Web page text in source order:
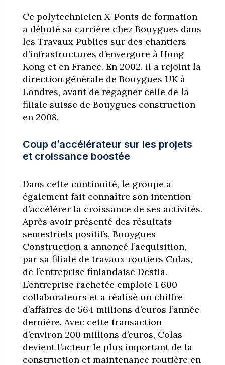
Ce polytechnicien X-Ponts de formation
a débuté sa carrière chez Bouygues dans
les Travaux Publics sur des chantiers
d’infrastructures d’envergure à Hong
Kong et en France. En 2002, il a rejoint la
direction générale de Bouygues UK à
Londres, avant de regagner celle de la
filiale suisse de Bouygues construction
en 2008.
Coup d’accélérateur sur les projets
et croissance boostée
Dans cette continuité, le groupe a
également fait connaître son intention
d’accélérer la croissance de ses activités.
Après avoir présenté des résultats
semestriels positifs, Bouygues
Construction a annoncé l’acquisition,
par sa filiale de travaux routiers Colas,
de l’entreprise finlandaise Destia.
L’entreprise rachetée emploie 1 600
collaborateurs et a réalisé un chiffre
d’affaires de 564 millions d’euros l’année
dernière. Avec cette transaction
d’environ 200 millions d’euros, Colas
devient l’acteur le plus important de la
construction et maintenance routière en